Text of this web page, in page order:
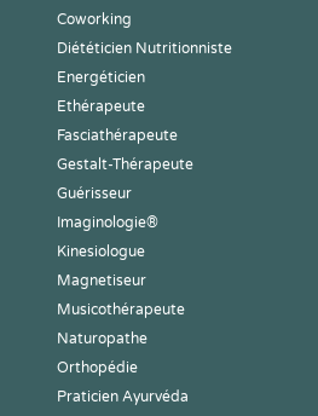
Coworking
Diététicien Nutritionniste
Energéticien
Ethérapeute
Fasciathérapeute
Gestalt-Thérapeute
Guérisseur
Imaginologie®
Kinesiologue
Magnetiseur
Musicothérapeute
Naturopathe
Orthopédie
Praticien Ayurvéda